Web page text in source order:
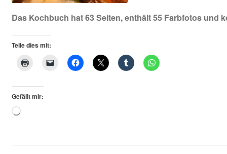
Das Kochbuch hat 63 Seiten, enthält 55 Farbfotos und
Teile dies mit:
Gefällt mir:
Loading…